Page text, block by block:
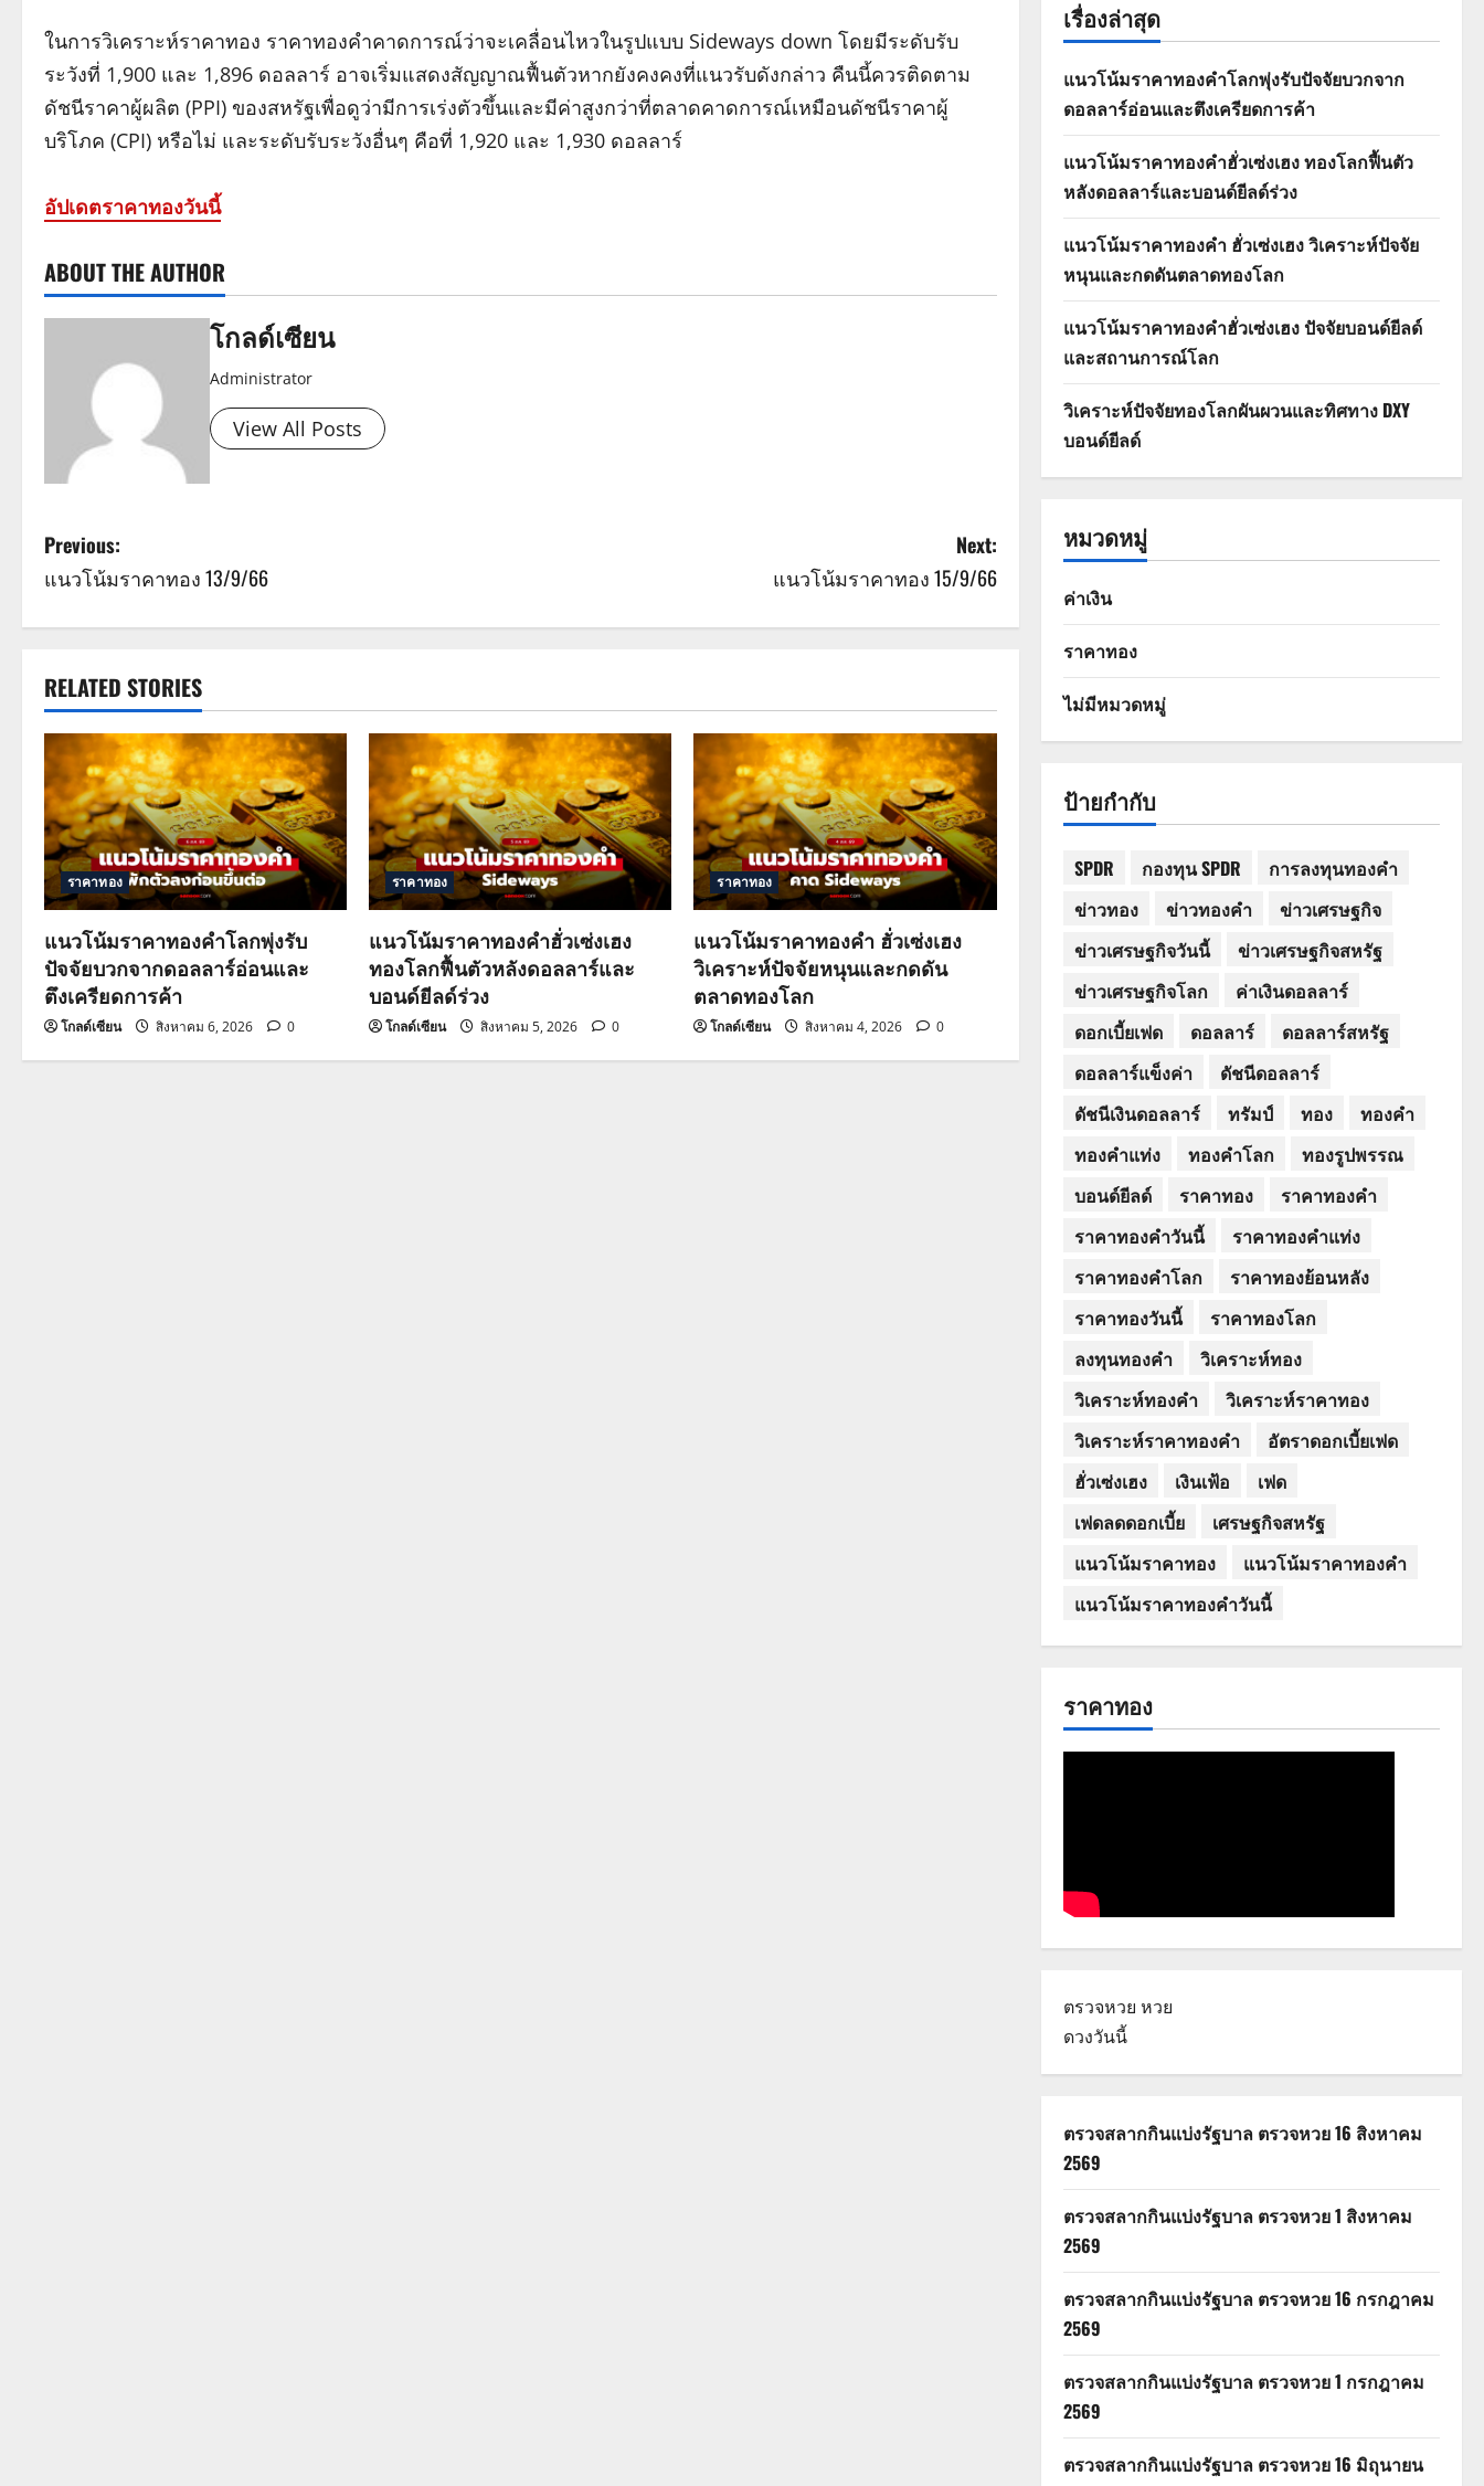
ในการวิเคราะห์ราคาทอง ราคาทองคำคาดการณ์ว่าจะเคลื่อนไหวในรูปแบบ Sideways down โดยมีระดับรับ
ระวังที่ 1,900 และ 1,896 ดอลลาร์ อาจเริ่มแสดงสัญญาณฟื้นตัวหากยังคงคงที่แนวรับดังกล่าว คืนนี้ควรติดตาม
ดัชนีราคาผู้ผลิต (PPI) ของสหรัฐเพื่อดูว่ามีการเร่งตัวขึ้นและมีค่าสูงกว่าที่ตลาดคาดการณ์เหมือนดัชนีราคาผู้
บริโภค (CPI) หรือไม่ และระดับรับระวังอื่นๆ คือที่ 1,920 และ 1,930 ดอลลาร์
อัปเดตราคาทองวันนี้
ABOUT THE AUTHOR
โกลด์เซียน
Administrator
View All Posts
P
o
s
t
n
a
v
i
g
a
t
i
Previous:
แนวโน้มราคาทอง 13/9/66
Next:
แนวโน้มราคาทอง 15/9/66
RELATED STORIES
ราคาทอง
แนวโน้มราคาทองคำโลกพุ่งรับ
ปัจจัยบวกจากดอลลาร์อ่อนและ
ตึงเครียดการค้า
โกลด์เซียน สิงหาคม 6, 2026 0
ราคาทอง
แนวโน้มราคาทองคำฮั่วเซ่งเฮง
ทองโลกฟื้นตัวหลังดอลลาร์และ
บอนด์ยีลด์ร่วง
โกลด์เซียน สิงหาคม 5, 2026 0
ราคาทอง
แนวโน้มราคาทองคำ ฮั่วเซ่งเฮง
วิเคราะห์ปัจจัยหนุนและกดดัน
ตลาดทองโลก
โกลด์เซียน สิงหาคม 4, 2026 0
เรื่องล่าสุด
แนวโน้มราคาทองคำโลกพุ่งรับปัจจัยบวกจาก
ดอลลาร์อ่อนและตึงเครียดการค้า
แนวโน้มราคาทองคำฮั่วเซ่งเฮง ทองโลกฟื้นตัว
หลังดอลลาร์และบอนด์ยีลด์ร่วง
แนวโน้มราคาทองคำ ฮั่วเซ่งเฮง วิเคราะห์ปัจจัย
หนุนและกดดันตลาดทองโลก
แนวโน้มราคาทองคำฮั่วเซ่งเฮง ปัจจัยบอนด์ยีลด์
และสถานการณ์โลก
วิเคราะห์ปัจจัยทองโลกผันผวนและทิศทาง DXY
บอนด์ยีลด์
หมวดหมู่
ค่าเงิน
ราคาทอง
ไม่มีหมวดหมู่
ป้ายกำกับ
SPDR กองทุน SPDR
การลงทุนทองคำ
ข่าวทอง
ข่าวทองคำ
ข่าวเศรษฐกิจ
ข่าวเศรษฐกิจวันนี้
ข่าวเศรษฐกิจสหรัฐ
ข่าวเศรษฐกิจโลก
ค่าเงินดอลลาร์
ดอกเบี้ยเฟด
ดอลลาร์
ดอลลาร์สหรัฐ
ดอลลาร์แข็งค่า
ดัชนีดอลลาร์
ดัชนีเงินดอลลาร์
ทรัมป์ ทอง
ทองคำ
ทองคำแท่ง
ทองคำโลก
ทองรูปพรรณ
บอนด์ยีลด์
ราคาทอง
ราคาทองคำ
ราคาทองคำวันนี้
ราคาทองคำแท่ง
ราคาทองคำโลก
ราคาทองย้อนหลัง
ราคาทองวันนี้
ราคาทองโลก
ลงทุนทองคำ
วิเคราะห์ทอง
วิเคราะห์ทองคำ
วิเคราะห์ราคาทอง
วิเคราะห์ราคาทองคำ
อัตราดอกเบี้ยเฟด
ฮั่วเซ่งเฮง
เงินเฟ้อ
เฟด
เฟดลดดอกเบี้ย
เศรษฐกิจสหรัฐ
แนวโน้มราคาทอง
แนวโน้มราคาทองคำ
แนวโน้มราคาทองคำวันนี้
ราคาทอง
ตรวจหวย หวย
ดวงวันนี้
ตรวจสลากกินแบ่งรัฐบาล ตรวจหวย 16 สิงหาคม
2569
ตรวจสลากกินแบ่งรัฐบาล ตรวจหวย 1 สิงหาคม
2569
ตรวจสลากกินแบ่งรัฐบาล ตรวจหวย 16 กรกฎาคม
2569
ตรวจสลากกินแบ่งรัฐบาล ตรวจหวย 1 กรกฎาคม
2569
ตรวจสลากกินแบ่งรัฐบาล ตรวจหวย 16 มิถุนายน